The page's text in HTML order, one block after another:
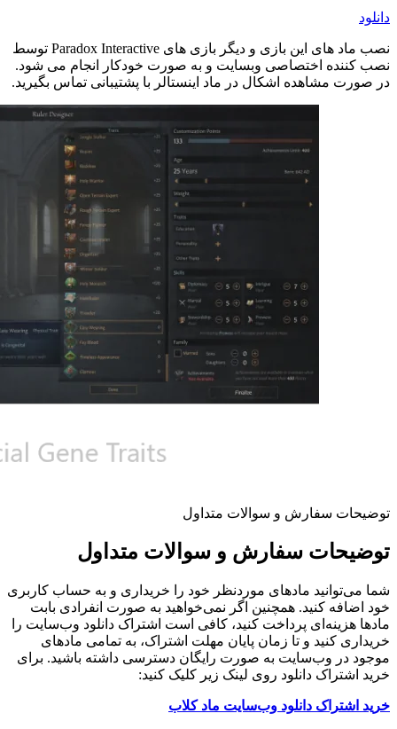
دانلود
نصب ماد های این بازی و دیگر بازی های Paradox Interactive توسط
نصب کننده اختصاصی وبسایت و به صورت خودکار انجام می شود.
در صورت مشاهده اشکال در ماد اینستالر با پشتیبانی تماس بگیرید.
توضیحات سفارش و سوالات متداول
توضیحات سفارش و سوالات متداول
شما می‌توانید مادهای موردنظر خود را خریداری و به حساب کاربری
خود اضافه کنید. همچنین اگر نمی‌خواهید به صورت انفرادی بابت
مادها هزینه‌ای پرداخت کنید، کافی است اشتراک دانلود وب‌سایت را
خریداری کنید و تا زمان پایان مهلت اشتراک، به تمامی مادهای
موجود در وب‌سایت به صورت رایگان دسترسی داشته باشید. برای
خرید اشتراک دانلود روی لینک زیر کلیک کنید:
خرید اشتراک دانلود وب‌سایت ماد کلاب